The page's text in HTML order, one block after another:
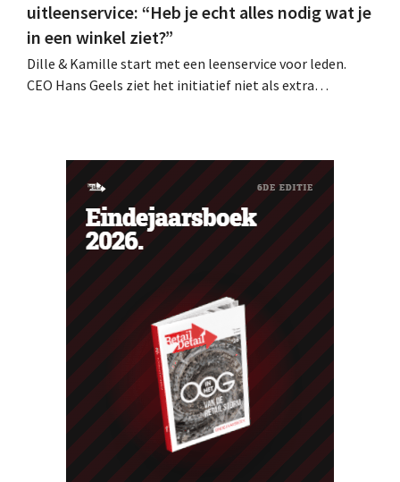
uitleenservice: “Heb je echt alles nodig wat je
in een winkel ziet?”
Dille & Kamille start met een leenservice voor leden.
CEO Hans Geels ziet het initiatief niet als extra